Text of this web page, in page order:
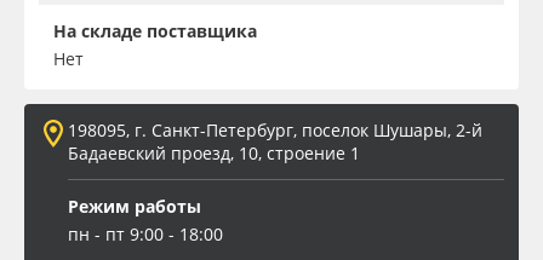
На складе поставщика
Нет
198095, г. Санкт-Петербург, поселок Шушары, 2-й
Бадаевский проезд, 10, строение 1
Режим работы
пн - пт 9:00 - 18:00